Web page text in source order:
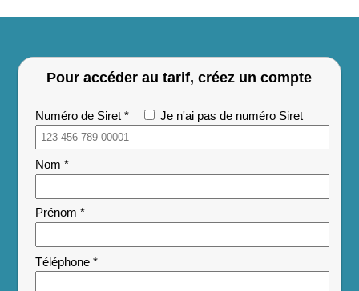
Pour accéder au tarif,créez un compte
Numéro de Siret * Je n'ai pas de numéro Siret
Nom *
Prénom *
Téléphone *